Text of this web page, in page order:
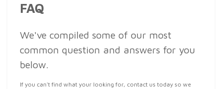
FAQ
We've compiled some of our most
common question and answers for you
below.
If you can't find what your looking for, contact us today so we